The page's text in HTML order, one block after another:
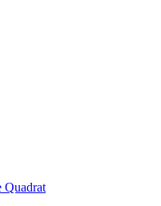
Quadrat